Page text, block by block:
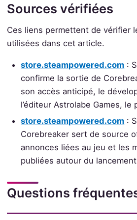
Sources vérifiées
Ces liens permettent de vérifier
utilisées dans cet article.
store.steampowered.com :
confirme la sortie de
son accès anticipé, le
l’éditeur Astrolabe Games, le
store.steampowered.com :
Corebreaker sert de source
annonces liées au jeu et les
publiées autour du
Questions